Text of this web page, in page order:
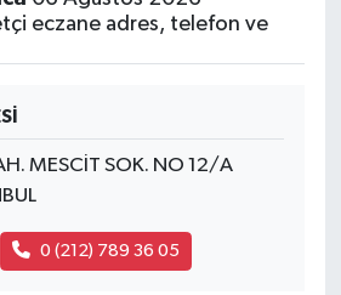
eczane adres, telefon ve
MESCİT SOK. NO 12/A
0 (212) 789 36 05